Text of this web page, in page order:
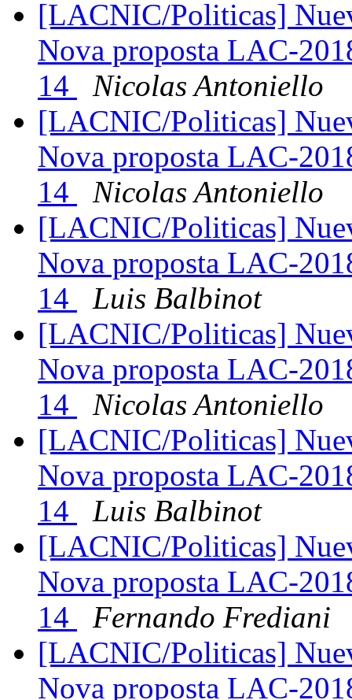
[LACNIC/Politicas]
Nova proposta LAC-
14
Nicolas Antoniello
[LACNIC/Politicas]
Nova proposta LAC-
14
Nicolas Antoniello
[LACNIC/Politicas]
Nova proposta LAC-
14
Luis Balbinot
[LACNIC/Politicas]
Nova proposta LAC-
14
Nicolas Antoniello
[LACNIC/Politicas]
Nova proposta LAC-
14
Luis Balbinot
[LACNIC/Politicas]
Nova proposta LAC-
14
Fernando Frediani
[LACNIC/Politicas]
Nova proposta LAC-